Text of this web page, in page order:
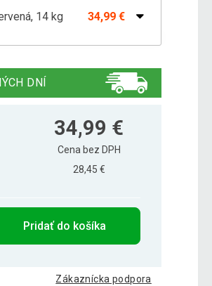
14 kg 34,99 €
18 kg 44,99 €
5 kg
DNÍ
34,99 €
Cena bez DPH
28,45 €
Pridať do košíka
Zákaznícka podpora